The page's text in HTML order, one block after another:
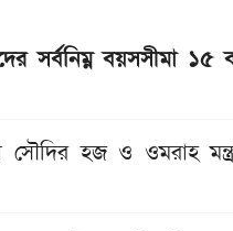
সর্বনিম্ন বয়সসীমা ১৫
সৌদির হজ ও ওমরাহ